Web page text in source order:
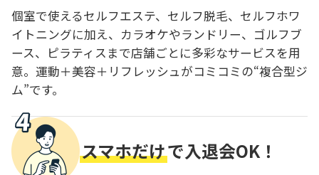
個室で使えるセルフエステ、セルフ脱毛、セルフホワ
イトニングに加え、カラオケやランドリー、ゴルフブ
ース、ピラティスまで店舗ごとに多彩なサービスを用
意。運動＋美容＋リフレッシュがコミコミの“複合型ジ
ム”です。
スマホだけで入退会OK！